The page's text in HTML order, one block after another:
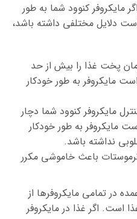
اگر مایکروفر کنوود شما به طور
دلایل مختلفی داشته باشد،
پخت غذا را بیش از حد
مایکروفر به طور خودکار
مایکروفر کنوود شما دچار
مایکروفر به طور خودکار
نداشته باشد.
باعث خاموشی مکرر
در تمامی مایکروفرها از
است. اگر غذا در مایکروفر